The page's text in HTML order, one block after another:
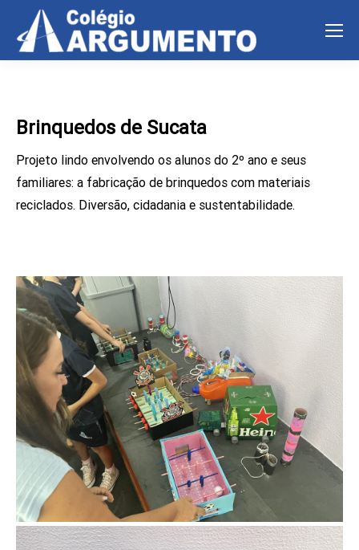
Brinquedos de Sucata
Projeto lindo envolvendo os alunos do 2º ano e seus
familiares: a fabricação de brinquedos com materiais
reciclados. Diversão, cidadania e sustentabilidade.